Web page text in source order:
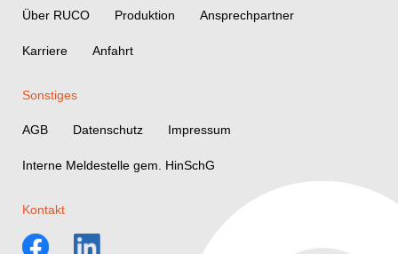
Über RUCO Produktion Ansprechpartner
Karriere Anfahrt
Sonstiges
AGB Datenschutz Impressum
Interne Meldestelle gem. HinSchG
Kontakt